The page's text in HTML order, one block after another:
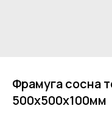
Фрамуга сосна
500х500х100мм